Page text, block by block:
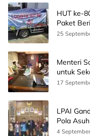
HUT ke-
Paket
25
Menteri
untuk
17
LPAI
Pola
Ini
4